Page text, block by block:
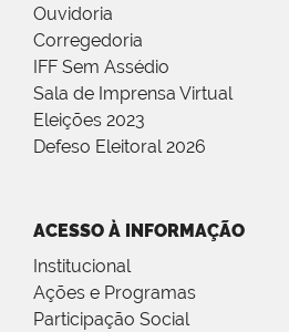
Ouvidoria
Corregedoria
IFF Sem Assédio
Sala de Imprensa Virtual
Eleições 2023
Defeso Eleitoral 2026
ACESSO À INFORMAÇÃO
Institucional
Ações e Programas
Participação Social